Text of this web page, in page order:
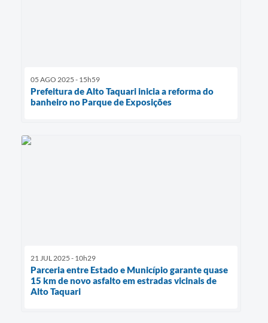
05 AGO 2025 - 15h59
Prefeitura de Alto Taquari inicia a reforma do
banheiro no Parque de Exposições
21 JUL 2025 - 10h29
Parceria entre Estado e Município garante quase
15 km de novo asfalto em estradas vicinais de
Alto Taquari